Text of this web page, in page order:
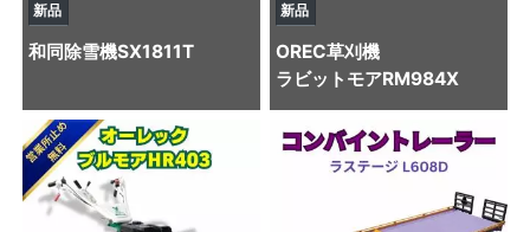
新品
和同 除雪機SX1811T
新品
OREC草刈機
ラビットモアRM984X